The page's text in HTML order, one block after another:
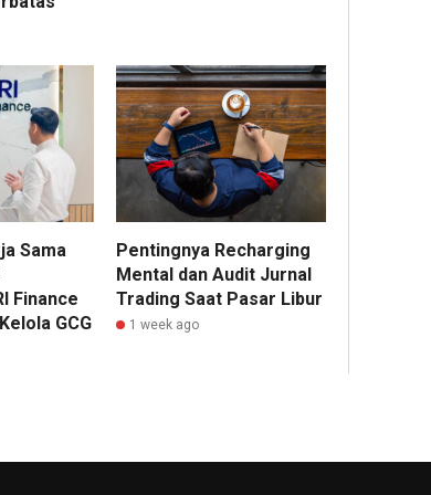
Sama
Finance
GCG
Pentingnya Recharging
Mental dan Audit Jurnal
Trading Saat Pasar Libur
1 week ago